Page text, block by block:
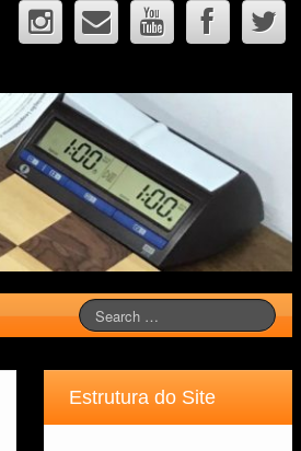
Estrutura do Site